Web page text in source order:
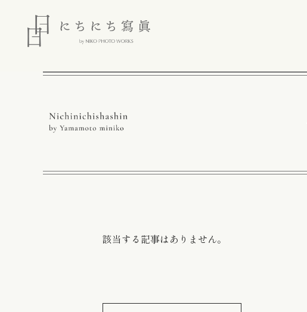
該当する記事はありません。